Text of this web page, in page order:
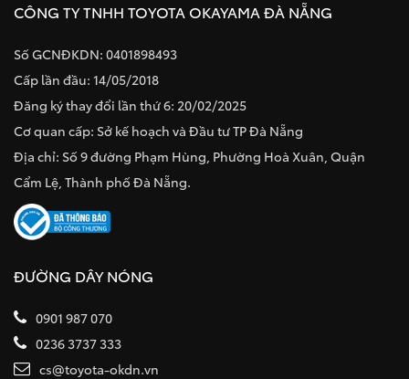
CÔNG TY TNHH TOYOTA OKAYAMA ĐÀ NẴNG
Số GCNĐKDN: 0401898493
Cấp lần đầu: 14/05/2018
Đăng ký thay đổi lần thứ 6: 20/02/2025
Cơ quan cấp: Sở kế hoạch và Đầu tư TP Đà Nẵng
Địa chỉ: Số 9 đường Phạm Hùng, Phường Hoà Xuân, Quận
Cẩm Lệ, Thành phố Đà Nẵng.
ĐƯỜNG DÂY NÓNG
0901 987 070
0236 3737 333
cs@toyota-okdn.vn